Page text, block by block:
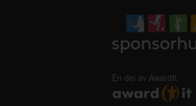
En del av AwardIt